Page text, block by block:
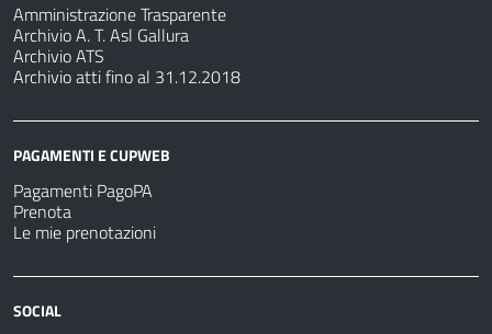
Amministrazione Trasparente
Archivio A. T. Asl Gallura
Archivio ATS
Archivio atti fino al 31.12.2018
PAGAMENTI E CUPWEB
Pagamenti PagoPA
Prenota
Le mie prenotazioni
SOCIAL